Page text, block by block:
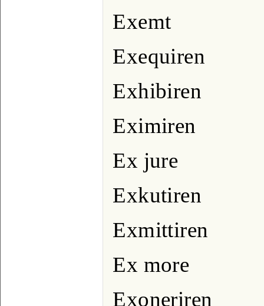
Exemt
Exequiren
Exhibiren
Eximiren
Ex jure
Exkutiren
Exmittiren
Ex more
Exoneriren